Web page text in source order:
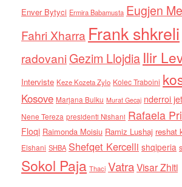
Enver Bytyci Ermira Babamusta Eugjen
Fahri Xharra Frank shkreli
radovaniGezim Llojdia Ilir
Interviste Keze Kozeta Zylo Kolec Traboini
Kosove Marjana Bulku Murat Gecaj nderroi
Nene Tereza presidenti Nishani Rafaela
Floqi Raimonda Moisiu Ramiz Lushaj reshat
Elshani SHBA Shefqet Kercelli shqiperia
Sokol Paja Thaci VatraVisar Zhiti